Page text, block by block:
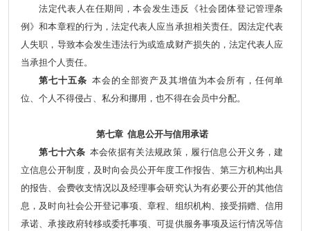
法定代表人在任期间，本会发生违反《社会团体登记管理条
例》和本章程的行为，法定代表人应当承担相关责任。因法定代表
人失职，导致本会发生违法行为或造成财产损失的，法定代表人应
当承担个人责任。
第七十五条 本会的全部资产及其增值为本会所有，任何单
位、个人不得侵占、私分和挪用，也不得在会员中分配。
第七章 信息公开与信用承诺
第七十六条本会依据有关法规政策，履行信息公开义务，建
立信息公开制度，及时向会员公开年度工作报告、第三方机构出具
的报告、会费收支情况以及经理事会研究认为有必要公开的其他信
息，及时向社会公开登记事项、章程、组织机构、接受捐赠、信用
承诺、承接政府转移或委托事项、可提供服务事项及运行情况等信